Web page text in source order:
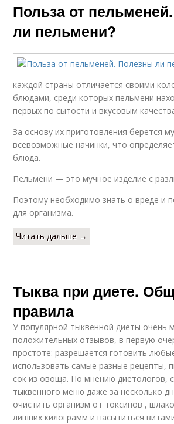
Польза от
ли пельмени?
каждой страны отличается своими
блюдами, среди которых пельмени
первых по сытости и вкусовым
За основу их приготовления берется
всевозможные начинки, что
блюда.
Пельмени — это мучное изделие с
Поэтому необходимо знать о вреде и
для организма.
Читать дальше →
Тыква при диете.
правила
У популярной тыквенной диеты очень
положительных отзывов, в первую
простоте: разрешается готовить
использовать самые разные рецепты,
сок из овоща. По мнению диетологов,
тыквенного меню даже за несколько
очистить организм от токсинов ,
лишних килограмм и насытиться